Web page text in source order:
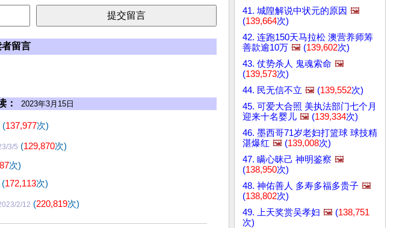
者留言
： 2023年3月15日
(137,977次)
3/5 (129,870次)
次)
(172,113次)
2/12 (220,819次)
41. 城隍解说中状元的原因 🖼️
(139,664次)
42. 连跑150天马拉松 澳营养师筹
善款逾10万 🖼️ (139,602次)
43. 仗势杀人 鬼魂索命 🖼️
(139,573次)
44. 民无信不立 🖼️ (139,552次)
45. 可爱大合照 美执法部门七个月
迎来十名婴儿 🖼️ (139,334次)
46. 墨西哥71岁老妇打篮球 球技精
湛爆红 🖼️ (139,008次)
47. 瞒心昧己 神明鉴察 🖼️
(138,950次)
48. 神佑善人 多寿多福多贵子 🖼️
(138,802次)
49. 上天奖赏吴孝妇 🖼️ (138,751
次)